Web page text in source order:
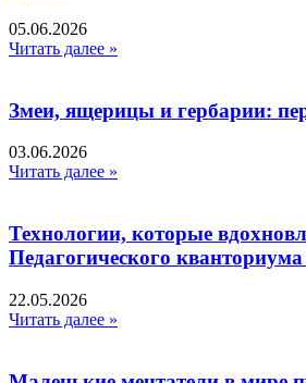
05.06.2026
Читать далее »
Змеи, ящерицы и гербарии:
03.06.2026
Читать далее »
Технологии, которые
Педагогического
22.05.2026
Читать далее »